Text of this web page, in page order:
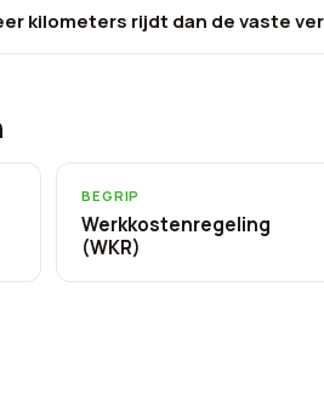
kilometers rijdt dan de vaste
BEGRIP
Werkkostenregeling
(WKR)